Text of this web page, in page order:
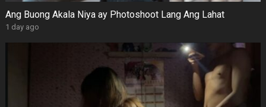
Ang Buong Akala Niya ay Photoshoot Lang Ang Lahat
1 day ago